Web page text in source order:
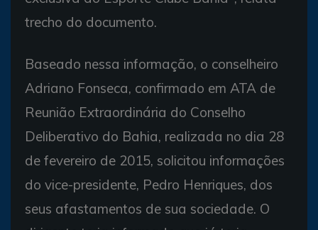
trecho do documento.
Baseado nessa informação, o conselheiro
Adriano Fonseca, confirmado em ATA de
Reunião Extraordinária do Conselho
Deliberativo do Bahia, realizada no dia 28
de fevereiro de 2015, solicitou informações
do vice-presidente, Pedro Henriques, dos
seus afastamentos de sua sociedade. O